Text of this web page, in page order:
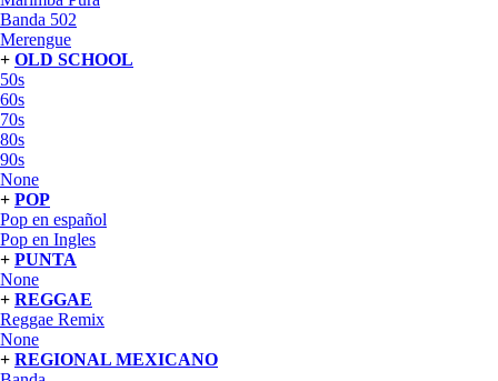
Banda 502
Merengue
+ OLD SCHOOL
50s
60s
70s
80s
90s
None
+ POP
Pop en español
Pop en Ingles
+ PUNTA
None
+ REGGAE
Reggae Remix
None
+ REGIONAL MEXICANO